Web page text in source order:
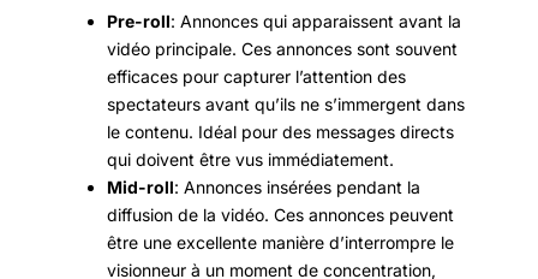
Pre-roll: Annonces qui apparaissent avant la
vidéo principale. Ces annonces sont souvent
efficaces pour capturer l’attention des
spectateurs avant qu’ils ne s’immergent dans
le contenu. Idéal pour des messages directs
qui doivent être vus immédiatement.
Mid-roll: Annonces insérées pendant la
diffusion de la vidéo. Ces annonces peuvent
être une excellente manière d’interrompre le
visionneur à un moment de concentration,